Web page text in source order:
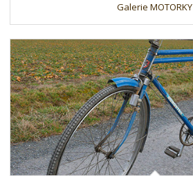
Galerie MOTORKY